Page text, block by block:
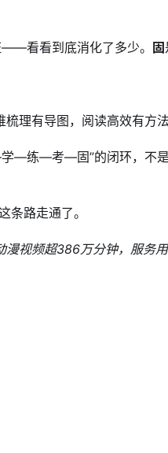
看看到底消化了多少。 固
理有导图，阅读高效有方
—练—考—固”的闭环，不
路走通了。
视频超386万分钟，服务